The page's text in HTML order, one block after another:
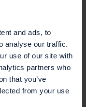
and ads, to
analyse our traffic.
use of our site with
partners who
that you’ve
from your use
Bestandteil des